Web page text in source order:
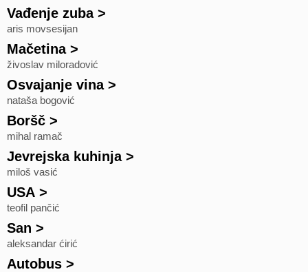
Vađenje zuba>
aris movsesijan
Mačetina>
živoslav miloradović
Osvajanje vina>
nataša bogović
Boršč >
mihal ramač
Jevrejska kuhinja>
miloš vasić
USA >
teofil pančić
San >
aleksandar ćirić
Autobus >